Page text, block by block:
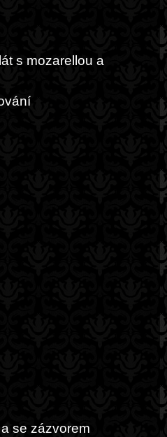
s mozarellou a
se zázvorem